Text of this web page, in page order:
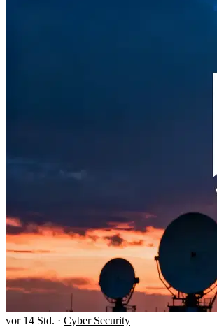
vor 14 Std. · Cyber Security